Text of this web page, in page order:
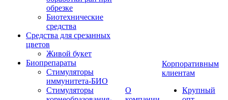
обрезке
Биотехнические
средства
Средства для срезанных
цветов
Живой букет
Биопрепараты
Стимуляторы
иммунитета-БИО
Стимуляторы
О
Корпоративным
клиентам
Крупный